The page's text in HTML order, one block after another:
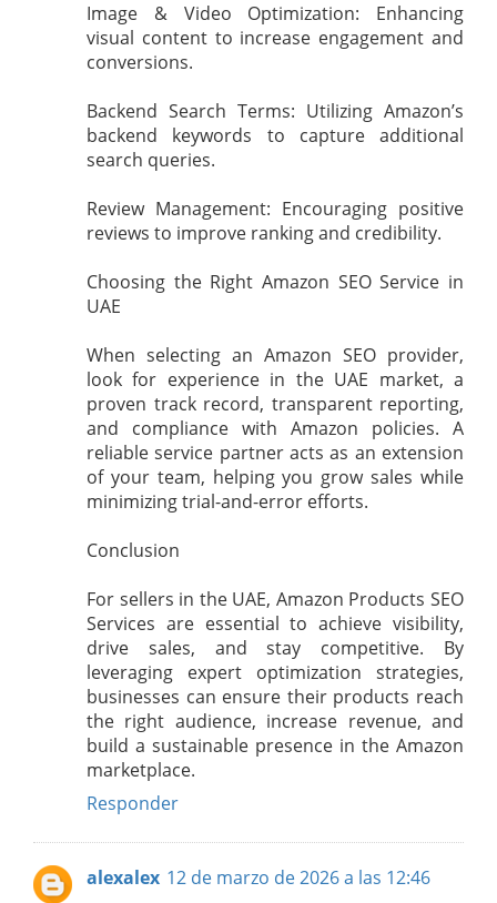
Image & Video Optimization: Enhancing
visual content to increase engagement and
conversions.
Backend Search Terms: Utilizing Amazon’s
backend keywords to capture additional
search queries.
Review Management: Encouraging positive
reviews to improve ranking and credibility.
Choosing the Right Amazon SEO Service in
UAE
When selecting an Amazon SEO provider,
look for experience in the UAE market, a
proven track record, transparent reporting,
and compliance with Amazon policies. A
reliable service partner acts as an extension
of your team, helping you grow sales while
minimizing trial-and-error efforts.
Conclusion
For sellers in the UAE, Amazon Products SEO
Services are essential to achieve visibility,
drive sales, and stay competitive. By
leveraging expert optimization strategies,
businesses can ensure their products reach
the right audience, increase revenue, and
build a sustainable presence in the Amazon
marketplace.
Responder
alexalex 12 de marzo de 2026 a las 12:46